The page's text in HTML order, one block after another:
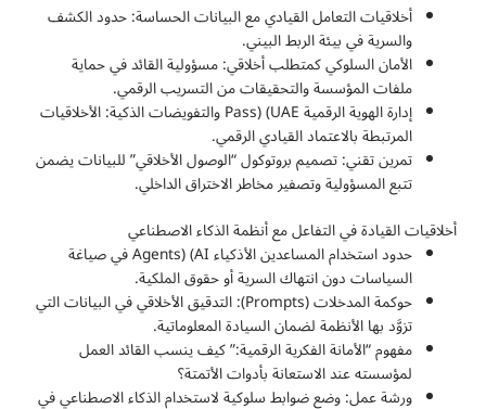
أخلاقيات التعامل القيادي مع البيانات الحساسة: حدود الكشف
والسرية في بيئة الربط البيني.
الأمان السلوكي كمتطلب أخلاقي: مسؤولية القائد في حماية
ملفات المؤسسة والتحقيقات من التسريب الرقمي.
إدارة الهوية الرقمية Pass) (UAE والتفويضات الذكية: الأخلاقيات
المرتبطة بالاعتماد القيادي الرقمي.
تمرين تقني: تصميم بروتوكول “الوصول الأخلاقي” للبيانات يضمن
تتبع المسؤولية وتصفير مخاطر الاختراق الداخلي.
أخلاقيات القيادة في التفاعل مع أنظمة الذكاء الاصطناعي
حدود استخدام المساعدين الأذكياء Agents) (AI في صياغة
السياسات دون انتهاك السرية أو حقوق الملكية.
حوكمة المدخلات (Prompts): التدقيق الأخلاقي في البيانات التي
تزوَّد بها الأنظمة لضمان السيادة المعلوماتية.
مفهوم “الأمانة الفكرية الرقمية:” كيف ينسب القائد العمل
لمؤسسته عند الاستعانة بأدوات الأتمتة؟
ورشة عمل: وضع ضوابط سلوكية لاستخدام الذكاء الاصطناعي في